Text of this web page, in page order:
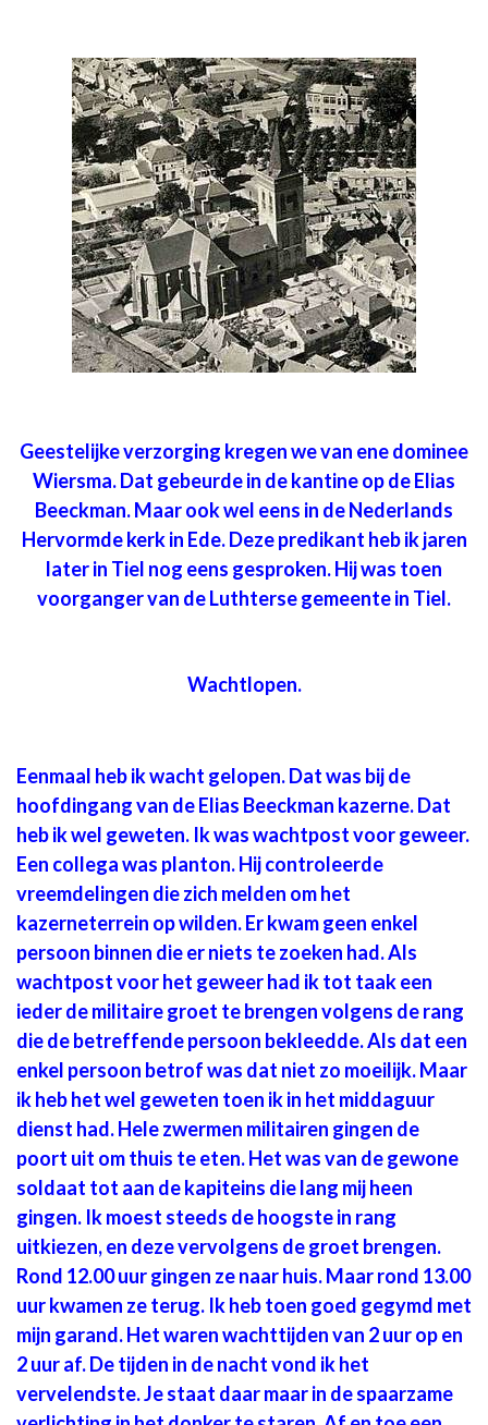
Geestelijke verzorging kregen we van ene dominee
Wiersma. Dat gebeurde in de kantine op de Elias
Beeckman. Maar ook wel eens in de Nederlands
Hervormde kerk in Ede. Deze predikant heb ik jaren
later in Tiel nog eens gesproken. Hij was toen
voorganger van de Luthterse gemeente in Tiel.
Wachtlopen.
Eenmaal heb ik wacht gelopen. Dat was bij de
hoofdingang van de Elias Beeckman kazerne. Dat
heb ik wel geweten. Ik was wachtpost voor geweer.
Een collega was planton. Hij controleerde
vreemdelingen die zich melden om het
kazerneterrein op wilden. Er kwam geen enkel
persoon binnen die er niets te zoeken had. Als
wachtpost voor het geweer had ik tot taak een
ieder de militaire groet te brengen volgens de rang
die de betreffende persoon bekleedde. Als dat een
enkel persoon betrof was dat niet zo moeilijk. Maar
ik heb het wel geweten toen ik in het middaguur
dienst had. Hele zwermen militairen gingen de
poort uit om thuis te eten. Het was van de gewone
soldaat tot aan de kapiteins die lang mij heen
gingen. Ik moest steeds de hoogste in rang
uitkiezen, en deze vervolgens de groet brengen.
Rond 12.00 uur gingen ze naar huis. Maar rond 13.00
uur kwamen ze terug. Ik heb toen goed gegymd met
mijn garand. Het waren wachttijden van 2 uur op en
2 uur af. De tijden in de nacht vond ik het
vervelendste. Je staat daar maar in de spaarzame